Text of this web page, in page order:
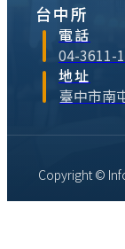
台中所
電話
04-3611-
地址
臺中市南
Copyright ©